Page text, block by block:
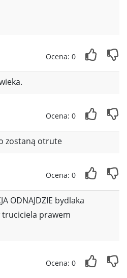
Ocena: 0
Ocena: 0
zostaną otrute
Ocena: 0
ODNAJDZIE bydlaka
prawem
Ocena: 0